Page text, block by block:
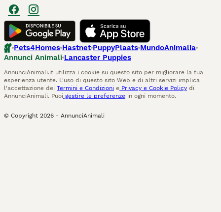
Pets4Homes Hastnet PuppyPlaats MundoAnimalia
Annunci Animali Lancaster Puppies
AnnunciAnimali.it utilizza i cookie su questo sito per migliorare la tua
esperienza utente. L'uso di questo sito Web e di altri servizi implica
l'accettazione dei Termini e Condizioni e Privacy e Cookie Policy di
AnnunciAnimali. Puoi gestire le preferenze in ogni momento.
© Copyright 2026 - AnnunciAnimali